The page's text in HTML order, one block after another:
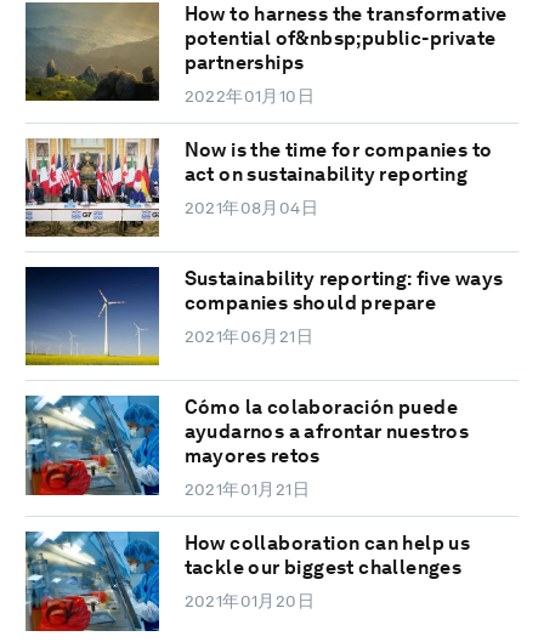
How to harness the transformative
potential of&nbsp;public-private
partnerships
2022年01月10日
Now is the time for companies to
act on sustainability reporting
2021年08月04日
Sustainability reporting: five ways
companies should prepare
2021年06月21日
Cómo la colaboración puede
ayudarnos a afrontar nuestros
mayores retos
2021年01月21日
How collaboration can help us
tackle our biggest challenges
2021年01月20日